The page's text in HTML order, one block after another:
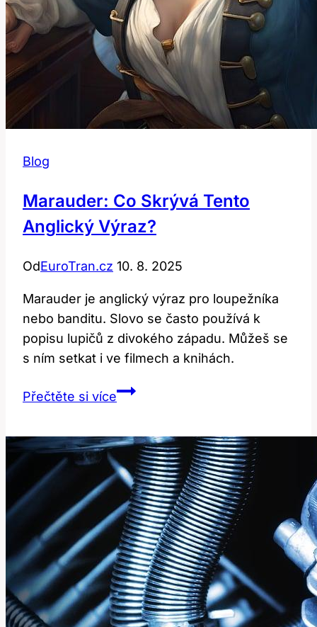
Blog
Marauder: Co Skrývá Tento
Anglický Výraz?
OdEuroTran.cz 10. 8. 2025
Marauder je anglický výraz pro loupežníka
nebo banditu. Slovo se často používá k
popisu lupičů z divokého západu. Můžeš se
s ním setkat i ve filmech a knihách.
Přečtěte si víceMarauder:
tento
anglický
výraz?